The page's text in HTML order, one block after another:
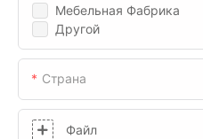
Мебельная Фабрика
Другой
Страна
Файл